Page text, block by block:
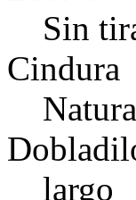
Sin
Cindura
largo